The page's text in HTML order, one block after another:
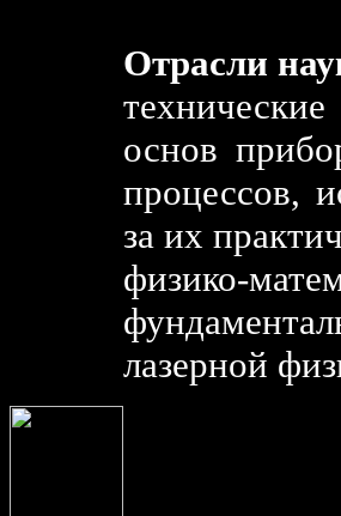
Отрасли
основ
процессов,
за их
физико-
лазерной